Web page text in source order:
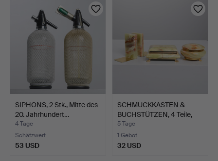
SIPHONS, 2 Stk., Mitte des
20. Jahrhundert…
4 Tage
Schätzwert
53 USD
SCHMUCKKASTEN &
BUCHSTÜTZEN, 4 Teile,
Onyx…
5 Tage
1 Gebot
32 USD